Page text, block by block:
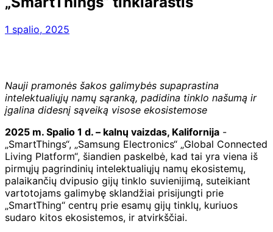
1 spalio, 2025
Nauji pramonės šakos galimybės supaprastina
intelektualiųjų namų sąranką, padidina tinklo našumą ir
įgalina didesnį sąveiką visose ekosistemose
2025 m. Spalio 1 d. – kalnų vaizdas, Kalifornija -
„SmartThings“, „Samsung Electronics“ „Global Connected
Living Platform“, šiandien paskelbė, kad tai yra viena iš
pirmųjų pagrindinių intelektualiųjų namų ekosistemų,
palaikančių dvipusio gijų tinklo suvienijimą, suteikiant
vartotojams galimybę sklandžiai prisijungti prie
„SmartThing“ centrų prie esamų gijų tinklų, kuriuos
sudaro kitos ekosistemos, ir atvirkščiai.